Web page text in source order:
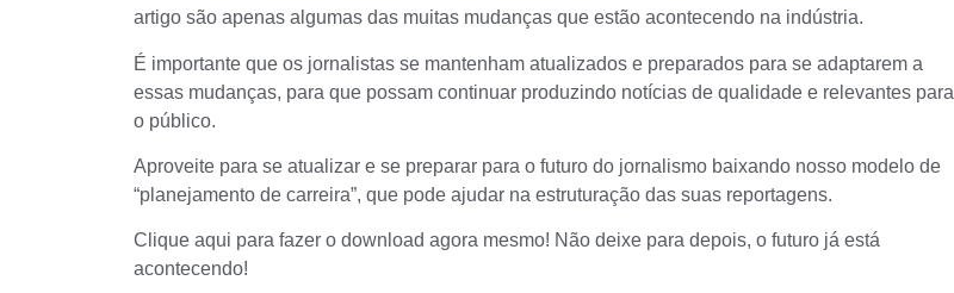
artigo são apenas algumas das muitas mudanças que estão acontecendo na indústria.
É importante que os jornalistas se mantenham atualizados e preparados para se adaptarem a
essas mudanças, para que possam continuar produzindo notícias de qualidade e relevantes para
o público.
Aproveite para se atualizar e se preparar para o futuro do jornalismo baixando nosso modelo de
“planejamento de carreira”, que pode ajudar na estruturação das suas reportagens.
Clique aqui para fazer o download agora mesmo! Não deixe para depois, o futuro já está
acontecendo!